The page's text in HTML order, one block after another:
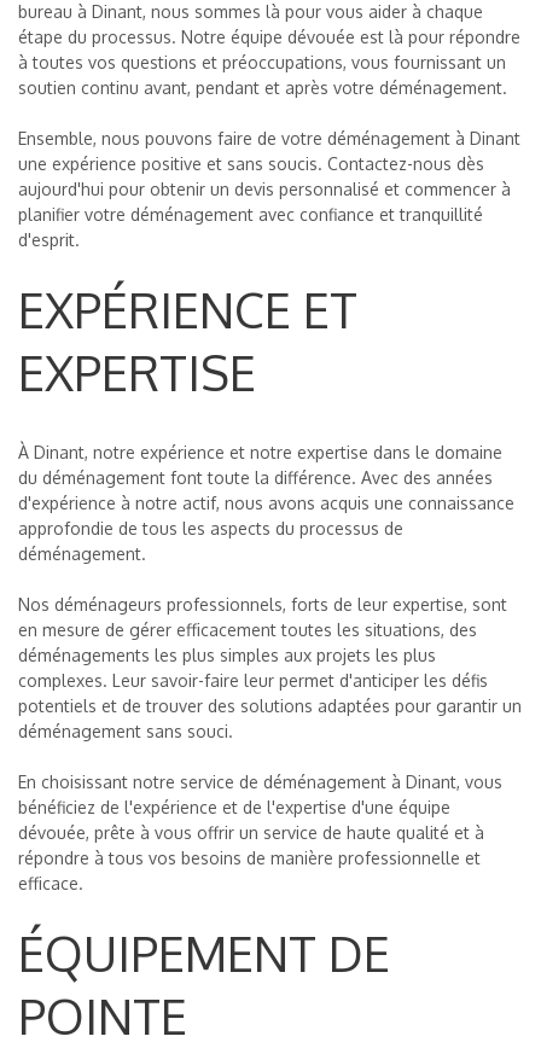
bureau à Dinant, nous sommes là pour vous aider à chaque
étape du processus. Notre équipe dévouée est là pour répondre
à toutes vos questions et préoccupations, vous fournissant un
soutien continu avant, pendant et après votre déménagement.
Ensemble, nous pouvons faire de votre déménagement à Dinant
une expérience positive et sans soucis. Contactez-nous dès
aujourd'hui pour obtenir un devis personnalisé et commencer à
planifier votre déménagement avec confiance et tranquillité
d'esprit.
EXPÉRIENCE ET
EXPERTISE
À Dinant, notre expérience et notre expertise dans le domaine
du déménagement font toute la différence. Avec des années
d'expérience à notre actif, nous avons acquis une connaissance
approfondie de tous les aspects du processus de
déménagement.
Nos déménageurs professionnels, forts de leur expertise, sont
en mesure de gérer efficacement toutes les situations, des
déménagements les plus simples aux projets les plus
complexes. Leur savoir-faire leur permet d'anticiper les défis
potentiels et de trouver des solutions adaptées pour garantir un
déménagement sans souci.
En choisissant notre service de déménagement à Dinant, vous
bénéficiez de l'expérience et de l'expertise d'une équipe
dévouée, prête à vous offrir un service de haute qualité et à
répondre à tous vos besoins de manière professionnelle et
efficace.
ÉQUIPEMENT DE
POINTE